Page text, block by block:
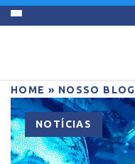
HOME » NOSSO BLOG
NOTÍCIAS